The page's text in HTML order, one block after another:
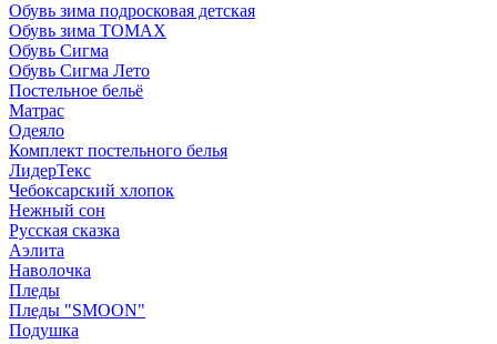
Обувь зима подросковая детская
Обувь зима ТОМАХ
Обувь Сигма
Обувь Сигма Лето
Постельное бельё
Матрас
Одеяло
Комплект постельного белья
ЛидерТекс
Чебоксарский хлопок
Нежный сон
Русская сказка
Аэлита
Наволочка
Пледы
Пледы "SMOON"
Подушка